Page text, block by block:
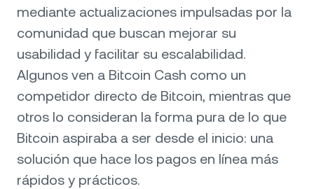
mediante actualizaciones impulsadas por la
comunidad que buscan mejorar su
usabilidad y facilitar su escalabilidad.
Algunos ven a Bitcoin Cash como un
competidor directo de Bitcoin, mientras que
otros lo consideran la forma pura de lo que
Bitcoin aspiraba a ser desde el inicio: una
solución que hace los pagos en línea más
rápidos y prácticos.